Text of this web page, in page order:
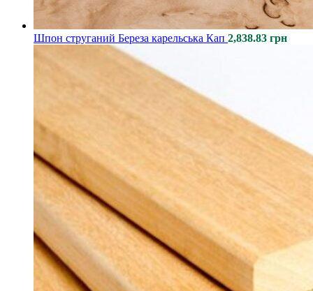
Шпон струганий Береза карельська Кап 2,838.83 грн